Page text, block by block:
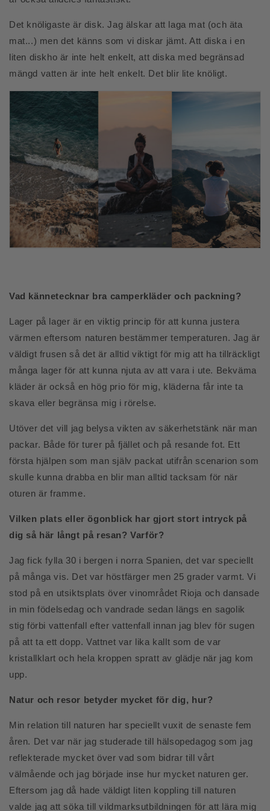
Det knöligaste är disk. Jag älskar att laga mat (och äta
mat...) men det känns som vi diskar jämt. Att diska i en
liten diskho är inte helt enkelt, att diska med begränsad
mängd vatten är inte helt enkelt. Det blir lite knöligt.
Vad kännetecknar bra camperkläder och packning?
Lager på lager är en viktig princip för att kunna justera
värmen eftersom naturen bestämmer temperaturen. Jag är
väldigt frusen så det är alltid viktigt för mig att ha tillräckligt
många lager för att kunna njuta av att vara i ute. Bekväma
kläder är också en hög prio för mig, kläderna får inte ta
skava eller begränsa mig i rörelse.
Utöver det vill jag belysa vikten av säkerhetstänk när man
packar. Både för turer på fjället och på resande fot. Ett
första hjälpen som man själv packat utifrån scenarion som
skulle kunna drabba en blir man alltid tacksam för när
oturen är framme.
Vilken plats eller ögonblick har gjort stort intryck på
dig så här långt på resan? Varför?
Jag fick fylla 30 i bergen i norra Spanien, det var speciellt
på många vis. Det var höstfärger men 25 grader varmt. Vi
stod på en utsiktsplats över vinområdet Rioja och dansade
in min födelsedag och vandrade sedan längs en sagolik
stig förbi vattenfall efter vattenfall innan jag blev för sugen
på att ta ett dopp. Vattnet var lika kallt som de var
kristallklart och hela kroppen spratt av glädje när jag kom
upp.
Natur och resor betyder mycket för dig, hur?
Min relation till naturen har speciellt vuxit de senaste fem
åren. Det var när jag studerade till hälsopedagog som jag
reflekterade mycket över vad som bidrar till vårt
välmående och jag började inse hur mycket naturen ger.
Eftersom jag då hade väldigt liten koppling till naturen
valde jag att söka till vildmarksutbildningen för att lära mig